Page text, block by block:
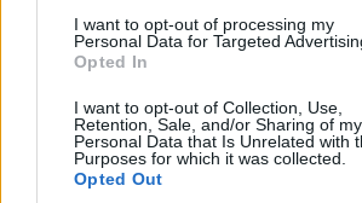
I want to opt-out of processing my
Personal Data for Targeted
Opted In
I want to opt-out of Collection, Use,
Retention, Sale, and/or Sharing of my
Personal Data that Is Unrelated with
Purposes for which it was collected.
Opted Out
ammettere: “Credevo si
cittadini], invece mi accorsi con
alle circostanze barbine, come
rinchiudeva tutti lasciando facoltà
unicamente a soldati e ufficiali